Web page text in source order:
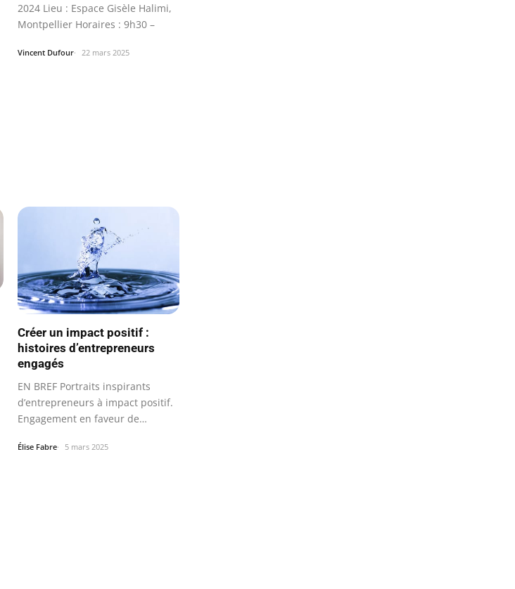
2024 Lieu : Espace Gisèle Halimi,
Montpellier Horaires : 9h30 –
Vincent Dufour 22 mars 2025
Créer un impact positif :
histoires d’entrepreneurs
engagés
EN BREF Portraits inspirants
d’entrepreneurs à impact positif.
Engagement en faveur de…
Élise Fabre 5 mars 2025